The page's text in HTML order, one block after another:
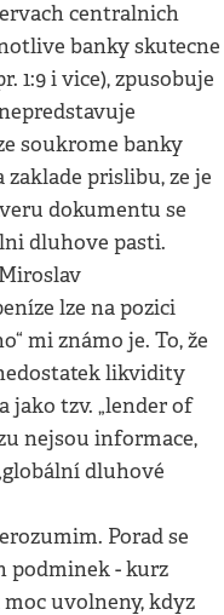
centralnich
banky skutecne
1:9 i vice), zpusobuje
soukrome banky
prislibu, ze je
dokumentu se
dluhove pasti.
lze na pozici
mi známo je. To, že
likvidity
jako tzv. „lender of
nejsou informace,
dluhové
Porad se
podminek - kurz
uvolneny, kdyz